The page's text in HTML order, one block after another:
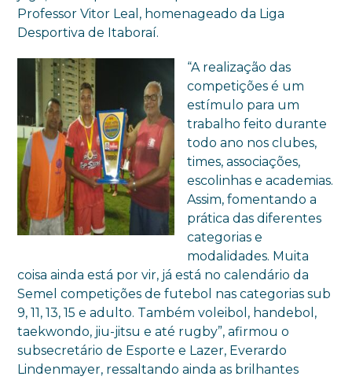
Professor Vitor Leal, homenageado da Liga
Desportiva de Itaboraí.
“A realização das
competições é um
estímulo para um
trabalho feito durante
todo ano nos clubes,
times, associações,
escolinhas e academias.
Assim, fomentando a
prática das diferentes
categorias e
modalidades. Muita
coisa ainda está por vir, já está no calendário da
Semel competições de futebol nas categorias sub
9, 11, 13, 15 e adulto. Também voleibol, handebol,
taekwondo, jiu-jitsu e até rugby”, afirmou o
subsecretário de Esporte e Lazer, Everardo
Lindenmayer, ressaltando ainda as brilhantes